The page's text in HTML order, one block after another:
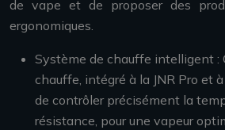
de vape et de proposer des
ergonomiques.
Système de chauffe intelligent :
chauffe, intégré à la JNR Pro et
de contrôler précisément la
résistance, pour une vapeur